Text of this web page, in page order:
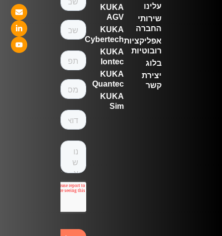
עלינו
שירותי
החברה
אפליקציות
רובוטיות
בלוג
יצירת
קשר
KUKA
AGV
KUKA
Cybertech
KUKA
Iontec
KUKA
Quantec
KUKA
Sim